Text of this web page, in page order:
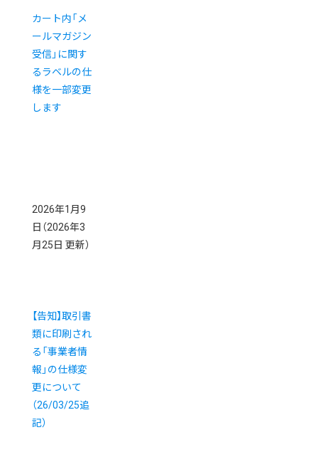
カート内「メ
ールマガジン
受信」に関す
るラベルの仕
様を一部変更
します
2026年1月9
日 （2026年3
月25日 更新）
【告知】取引書
類に印刷され
る「事業者情
報」の仕様変
更について
（26/03/25追
記）